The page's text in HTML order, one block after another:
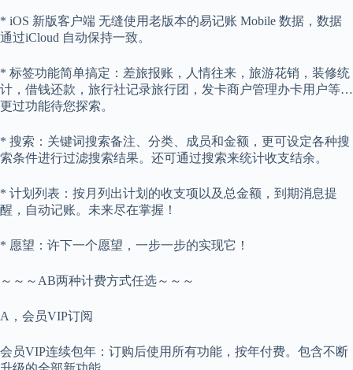
* iOS 新版客户端 无缝使用老版本的易记账 Mobile 数据，数据
通过iCloud 自动保持一致。
* 标签功能简单搞定：差旅报账，人情往来，旅游花销，装修统
计，借钱还款，旅行社记录旅行团，发卡商户管理办卡用户等…
更过功能待您探索。
* 搜索：关键词搜索备注、分类、成员和金额，更可设定各种搜
索条件进行过滤搜索结果。还可通过搜索来统计收支结余。
* 计划列表：按月列出计划的收支项以及总金额，到期消息提
醒，自动记账。未来尽在掌握！
* 愿望：许下一个愿望，一步一步的实现它！
～～～AB两种计费方式任选～～～
A，会员VIP订阅
会员VIP连续包年：订购后使用所有功能，按年付费。包含不断